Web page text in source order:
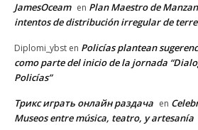
JamesOceam en Plan Maestro de
intentos de distribución irregular de
Diplomi_ybst en Policías plantean
como parte del inicio de la jornada
Policías”
Трикс играть онлайн раздача en
Museos entre música, teatro, y artesanía